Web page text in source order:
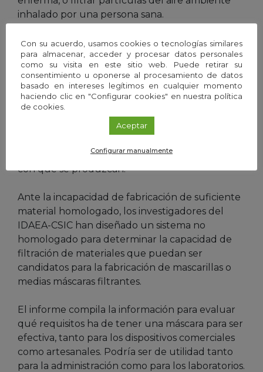
inhalado por una persona sana.
En la situación actual de emergencia,
existe material de protección homologado en
Europa que cumple una normativa para las
mascarillas quirúrgicas, reguladas por la norma
EN 14683:2019, y equipos de protección
individual (medias máscaras FFP2, FFP3),
reguladas por la norma EN 149:2001, en la que
para evaluar la capacidad filtrante del material
con que se produzcan.
Ante la incapacidad de fabricación de suficiente
material homologado, los investigadores del
IDAEA-CSIC han diseñado un sistema no
homologado para determinar la capacidad de
filtración de materiales que puedan ser
candidatos para la fabricación de mascarillas o
medias máscaras filtrantes.
El informe compila la información para evaluar
qué requisitos ha de tener una máscara para ser
efectiva, tanto para los dispositivos comerciales
como artesanales. Podría ser de utilidad tanto
para la administración como para los laboratorios.
Con su acuerdo, usamos cookies o tecnologías similares
para almacenar, acceder y procesar datos personales
como su visita en este sitio web. Puede retirar su
consentimiento u oponerse al procesamiento de datos
basado en intereses legítimos en cualquier momento
haciendo clic en "Configurar cookies" en nuestra política
de cookies.
Aceptar
Configurar manualmente